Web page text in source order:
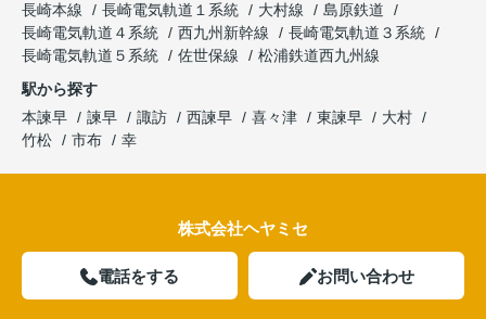
長崎本線
長崎電気軌道１系統 大村線
島原鉄道
長崎電気軌道４系統
西九州新幹線
長崎電気軌道３系統
長崎電気軌道５系統
佐世保線
松浦鉄道西九州線
駅から探す
本諫早
諫早 諏訪 西諫早 喜々津 東諫早
大村
竹松
市布 幸
株式会社ヘヤミセ
電話をする お問い合わせ